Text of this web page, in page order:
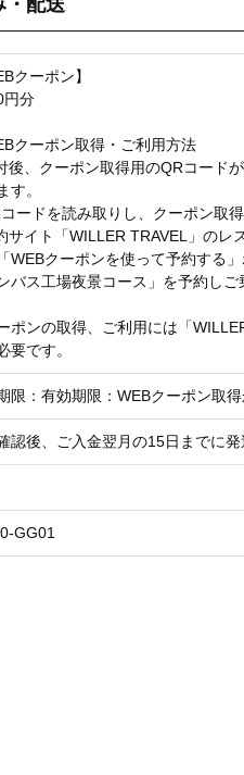
・配送
クーポン】
円分
クーポン取得・ご利用方法
後、クーポン取得用のQRコード
す。
ードを読み取りし、クーポン取得
サイト「WILLER TRAVEL」のレ
WEBクーポンを使って予約する
バス工場夜景コース」を予約しご
ポンの取得、ご利用には「
要です。
限：有効期限：WEBクーポン取
認後、ご入金翌月の15日までに発
GG01